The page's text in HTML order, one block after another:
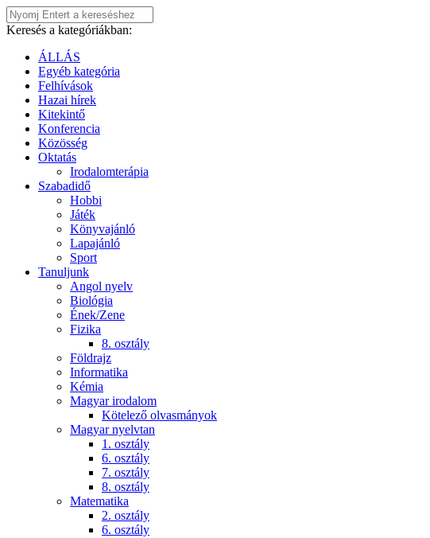
Keresés a kategóriákban:
ÁLLÁS
Egyéb kategória
Felhívások
Hazai hírek
Kitekintő
Konferencia
Közösség
Oktatás
Irodalomterápia
Szabadidő
Hobbi
Játék
Könyvajánló
Lapajánló
Sport
Tanuljunk
Angol nyelv
Biológia
Ének/Zene
Fizika
8. osztály
Földrajz
Informatika
Kémia
Magyar irodalom
Kötelező olvasmányok
Magyar nyelvtan
1. osztály
6. osztály
7. osztály
8. osztály
Matematika
2. osztály
6. osztály